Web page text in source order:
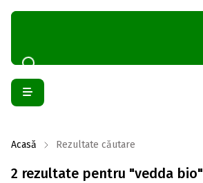
Acasă Rezultate căutare
2 rezultate pentru "vedda bio"